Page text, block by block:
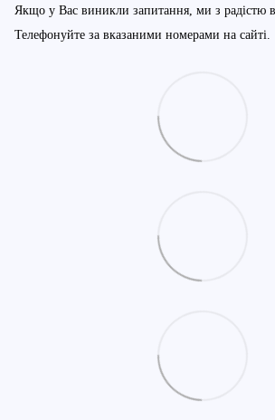
Якщо у Вас виникли запитання, ми з радістю
Телефонуйте за вказаними номерами на сайті.